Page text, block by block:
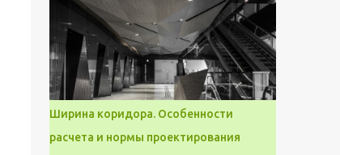
относится к международным и
всемирным выставкам. Выставочные
павильоны классифицируют на:
универсальные тематические
временные постоянные передвижные
стационарные Назначение
выставочных павильонов - показ
экспозиции, с целью информации,
Ширина коридора. Особенности
расчета и нормы проектирования